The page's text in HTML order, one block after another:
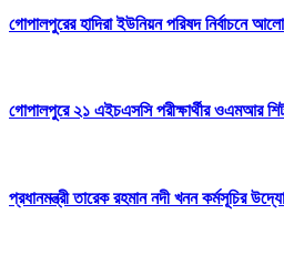
গোপালপুরের হাদিরা ইউনিয়ন পরিষদ নির্বাচনে
গোপালপুরে ২১ এইচএসসি পরীক্ষার্থীর ওএমআর
প্রধানমন্ত্রী তারেক রহমান নদী খনন কর্মসূচির